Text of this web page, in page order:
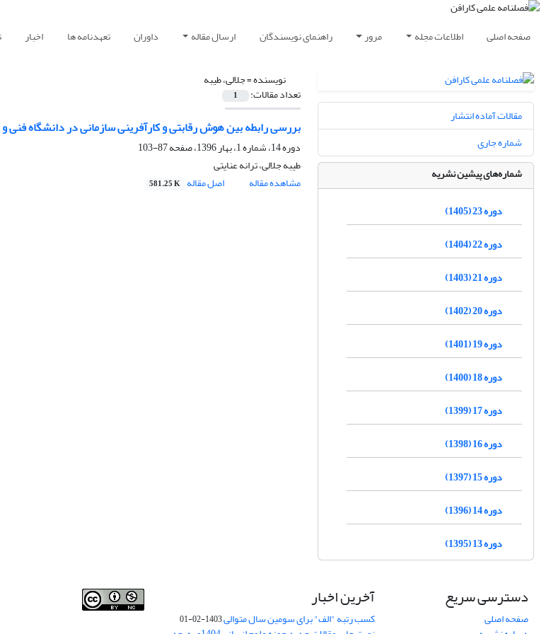
صفحه اصلی اطلاعات مجله مرور راهنمای نویسندگان ارسال مقاله داوران تعهدنامه ها اخبار
نویسنده =جلالی، طیبه
تعداد مقالات: 1
بررسی رابطه بین هوش رقابتی و کارآفرینی سازمانی در دانشگاه
دوره 14، شماره 1، بهار 1396، صفحه
87-103
طیبه جلالی، ترانه عنایتی
مشاهده مقاله
اصل مقاله 581.25 K
مقالات آماده انتشار
شماره جاری
شماره‌های پیشین نشریه
دوره 23 (1405)
دوره 22 (1404)
دوره 21 (1403)
دوره 20 (1402)
دوره 19 (1401)
دوره 18 (1400)
دوره 17 (1399)
دوره 16 (1398)
دوره 15 (1397)
دوره 14 (1396)
دوره 13 (1395)
دسترسی سریع
صفحه اصلی
آخرین اخبار
کسب رتبه "الف" برای سومین سال متوالی1403-02-01